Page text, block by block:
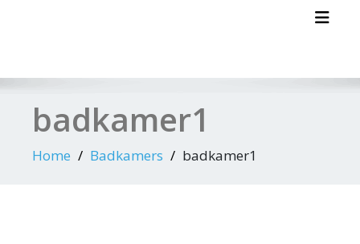
badkamer1
Home Badkamers badkamer1